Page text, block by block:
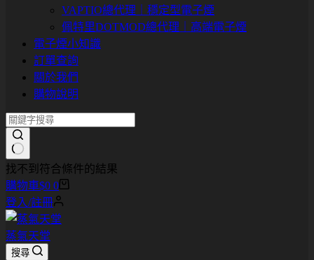
VAPTIO總代理｜穩定型電子煙
佩特里DOTMOD總代理｜高端電子煙
電子煙小知識
訂單查詢
關於我們
購物說明
找不到符合條件的結果
購物車$0 0
登入/註冊
蒸氣天堂
搜尋